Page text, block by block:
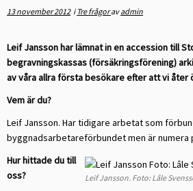
13 november 2012i Tre frågoravadmin
Leif Jansson har lämnat in en accession till
begravningskassas (försäkringsförening)
av våra allra första besökare efter att vi åter
Vem är du?
Leif Jansson. Har tidigare arbetat som
byggnadsarbetareförbundet men är numera
Leif Jansson. Foto: Lâle
Hur hittade du till
oss?